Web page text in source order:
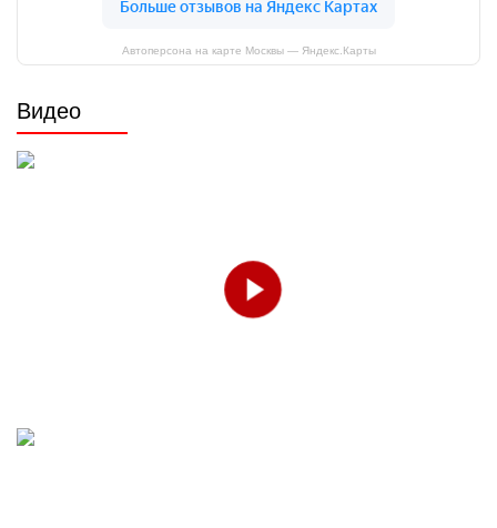
Автоперсона на карте Москвы — Яндекс.Карты
Видео